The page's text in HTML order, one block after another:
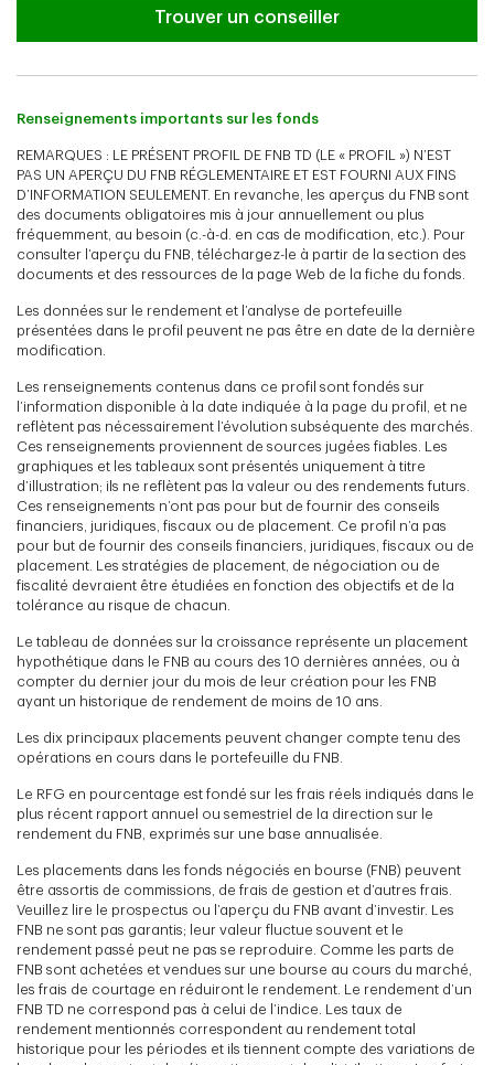
Trouver un conseiller
Renseignements importants sur les fonds
REMARQUES : LE PRÉSENT PROFIL DE FNB TD (LE « PROFIL ») N’EST
PAS UN APERÇU DU FNB RÉGLEMENTAIRE ET EST FOURNI AUX FINS
D’INFORMATION SEULEMENT. En revanche, les aperçus du FNB sont
des documents obligatoires mis à jour annuellement ou plus
fréquemment, au besoin (c.-à-d. en cas de modification, etc.). Pour
consulter l’aperçu du FNB, téléchargez-le à partir de la section des
documents et des ressources de la page Web de la fiche du fonds.
Les données sur le rendement et l’analyse de portefeuille
présentées dans le profil peuvent ne pas être en date de la dernière
modification.
Les renseignements contenus dans ce profil sont fondés sur
l’information disponible à la date indiquée à la page du profil, et ne
reflètent pas nécessairement l’évolution subséquente des marchés.
Ces renseignements proviennent de sources jugées fiables. Les
graphiques et les tableaux sont présentés uniquement à titre
d’illustration; ils ne reflètent pas la valeur ou des rendements futurs.
Ces renseignements n’ont pas pour but de fournir des conseils
financiers, juridiques, fiscaux ou de placement. Ce profil n’a pas
pour but de fournir des conseils financiers, juridiques, fiscaux ou de
placement. Les stratégies de placement, de négociation ou de
fiscalité devraient être étudiées en fonction des objectifs et de la
tolérance au risque de chacun.
Le tableau de données sur la croissance représente un placement
hypothétique dans le FNB au cours des 10 dernières années, ou à
compter du dernier jour du mois de leur création pour les FNB
ayant un historique de rendement de moins de 10 ans.
Les dix principaux placements peuvent changer compte tenu des
opérations en cours dans le portefeuille du FNB.
Le RFG en pourcentage est fondé sur les frais réels indiqués dans le
plus récent rapport annuel ou semestriel de la direction sur le
rendement du FNB, exprimés sur une base annualisée.
Les placements dans les fonds négociés en bourse (FNB) peuvent
être assortis de commissions, de frais de gestion et d’autres frais.
Veuillez lire le prospectus ou l’aperçu du FNB avant d’investir. Les
FNB ne sont pas garantis; leur valeur fluctue souvent et le
rendement passé peut ne pas se reproduire. Comme les parts de
FNB sont achetées et vendues sur une bourse au cours du marché,
les frais de courtage en réduiront le rendement. Le rendement d’un
FNB TD ne correspond pas à celui de l’indice. Les taux de
rendement mentionnés correspondent au rendement total
historique pour les périodes et ils tiennent compte des variations de